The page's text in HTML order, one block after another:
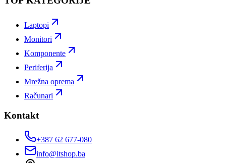
Laptopi
Monitori
Komponente
Periferija
Mrežna oprema
Računari
Kontakt
+387 62 677-080
info@itshop.ba